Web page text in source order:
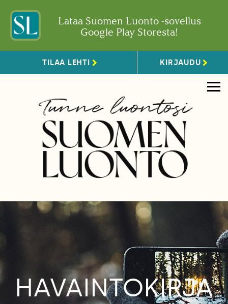
Lataa Suomen Luonto -sovellus
Google Play Storesta!
TILAA LEHTI KIRJAUDU
HAVAINTOKIRJA